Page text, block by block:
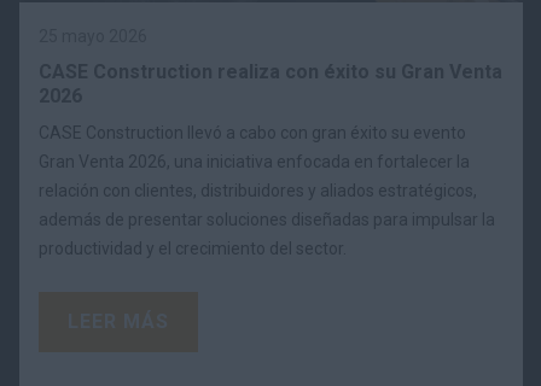
CASE Construction llevó a cabo con gran éxito su evento
Gran Venta 2026, una iniciativa enfocada en fortalecer la
relación con clientes, distribuidores y aliados estratégicos,
además de presentar soluciones diseñadas para impulsar la
productividad y el crecimiento del sector.